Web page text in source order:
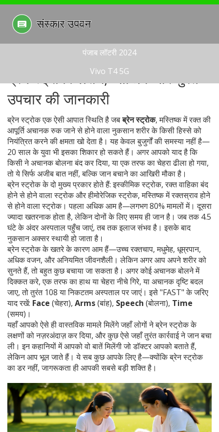
पंजाब लॉटरी 2024
Vivo T4 5G
ब्रेन स्ट्रोक: लक्षण, जोखिम और तुरंत
उपचार की जानकारी
ब्रेन स्ट्रोक एक ऐसी आपात स्थिति है जबब्रेन स्ट्रोक,मस्तिष्क में रक्त की
आपूर्ति अचानक रुक जाने से होने वाला नुकसानशरीर के किसी हिस्से को
नियंत्रित करने की क्षमता खो देता है। यह केवल बुजुर्गों की समस्या नहीं है—
20 साल के युवा भी इसका शिकार हो सकते हैं। अगर आपको याद है कि
किसी ने अचानक बोलना बंद कर दिया, या एक तरफ का चेहरा ढीला हो गया,
तो ये सिर्फ अजीब बात नहीं, बल्कि जान बचाने का आखिरी मौका है।
ब्रेन स्ट्रोक के दो मुख्य प्रकार होते हैं:इस्कीमिक स्ट्रोक,रक्त वाहिका बंद
होने से होने वाला स्ट्रोकऔरहीमोरेजिक स्ट्रोक,मस्तिष्क में रक्तस्राव होने
से होने वाला स्ट्रोक। पहला अधिक आम है—लगभग 80% मामलों में। दूसरा
ज्यादा खतरनाक होता है, लेकिन दोनों के लिए समय ही जान है। जब तक 4.5
घंटे के अंदर अस्पताल पहुँच जाएं, तब तक इलाज संभव है। इसके बाद
नुकसान अक्सर स्थायी हो जाता है।
ब्रेन स्ट्रोक के खतरे के कारण आम हैं—उच्च रक्तचाप, मधुमेह, धूम्रपान,
अधिक वजन, और अनियमित जीवनशैली। लेकिन अगर आप अपने शरीर को
सुनते हैं, तो बहुत कुछ बचाया जा सकता है। अगर कोई अचानक बोलने में
दिक्कत करे, एक तरफ का हाथ या चेहरा नीचे गिरे, या अचानक दृष्टि बदल
जाए, तो तुरंत 108 या निकटतम अस्पताल पर जाएं। इसे "FAST" के जरिए
याद रखें: Face (चेहरा), Arms(बांह), Speech (बोलना), Time
(समय)।
यहाँ आपको ऐसे ही वास्तविक मामले मिलेंगे जहाँ लोगों ने ब्रेन स्ट्रोक के
लक्षणों को नज़रअंदाज़ कर दिया, और कुछ ऐसे जहाँ तुरंत कार्रवाई ने जान बचा
ली। इन कहानियों में आपको वो बातें मिलेंगी जो डॉक्टर आपको बताते हैं,
लेकिन आप भूल जाते हैं। ये सब कुछ आपके लिए है—क्योंकि ब्रेन स्ट्रोक
का डर नहीं, जागरूकता ही आपकी सबसे बड़ी शक्ति है।